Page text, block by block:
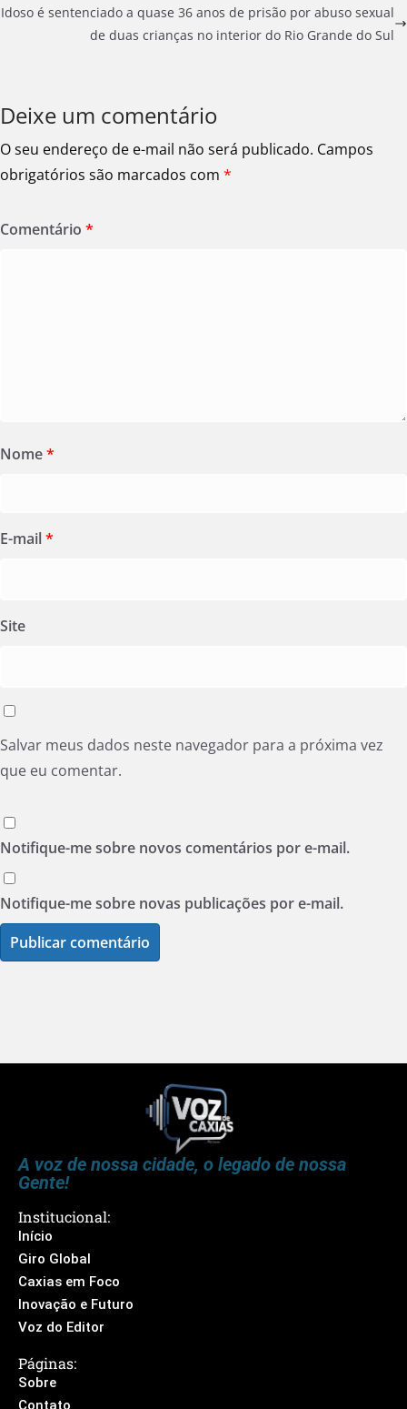
Idoso é sentenciado a quase 36 anos de prisão por abuso sexual
de duas crianças no interior do Rio Grande do Sul
Deixe um comentário
O seu endereço de e-mail não será publicado. Campos
obrigatórios são marcados com *
Comentário *
Nome*
E-mail*
Site
Salvar meus dados neste navegador para a próxima vez
que eu comentar.
Notifique-me sobre novos comentários por e-mail.
Notifique-me sobre novas publicações por e-mail.
A voz de nossa cidade, o legado de nossa
Gente!
Institucional:
Início
Giro Global
Caxias em Foco
Inovação e Futuro
Voz do Editor
Páginas:
Sobre
Contato